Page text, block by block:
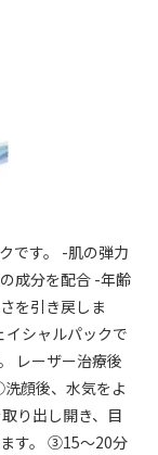
です。 -肌の弾力
成分を配合 -年齢
を引き戻しま
イシャルパックで
レーザー治療後
顔後、水気をよ
り出し開き、目
す。 ③15～20分